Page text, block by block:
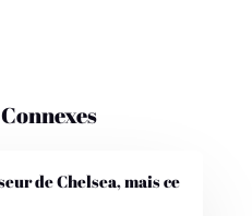
de Chelsea, mais ce